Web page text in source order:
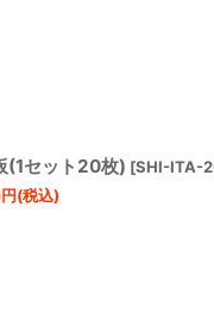
(1セット20枚) [SHI-ITA-
円(税込)